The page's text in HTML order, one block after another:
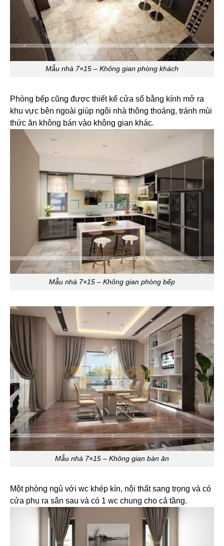
Mẫu nhà 7×15 – Không gian phòng khách
Phòng bếp cũng được thiết kế cửa sổ bằng kính mở ra
khu vực bên ngoài giúp ngôi nhà thông thoáng, tránh mùi
thức ăn không bán vào không gian khác.
Mẫu nhà 7×15 – Không gian phòng bếp
Mẫu nhà 7×15 – Không gian bàn ăn
Một phòng ngủ với wc khép kín, nội thất sang trọng và có
cửa phụ ra sân sau và có 1 wc chung cho cả tầng.